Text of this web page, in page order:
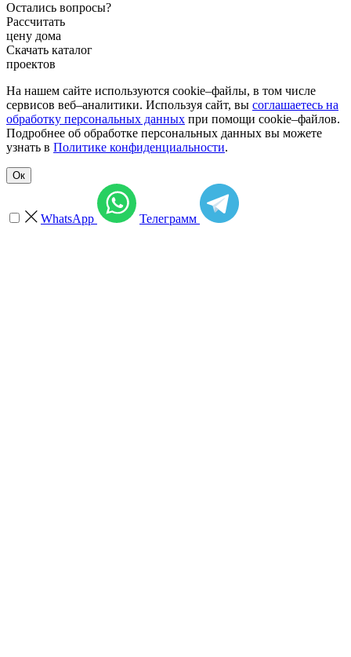
Остались вопросы?
Рассчитать
цену дома
Скачать каталог
проектов
На нашем сайте используются cookie–файлы, в том числе
сервисов веб–аналитики. Используя сайт, вы соглашаетесь на
обработку персональных данных при помощи cookie–файлов.
Подробнее об обработке персональных данных вы можете
узнать в Политике конфиденциальности.
Ок
WhatsApp Телеграмм